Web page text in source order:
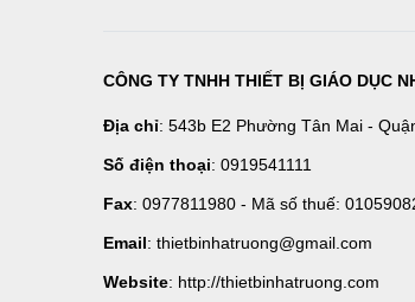
CÔNG TY TNHH THIẾT BỊ GIÁO DỤC
Địa chỉ: 543b E2 Phường Tân Mai -
Số điện thoại: 0919541111
Fax: 0977811980 - Mã số thuế:
Email: thietbinhatruong@gmail.com
Website: http://thietbinhatruong.com